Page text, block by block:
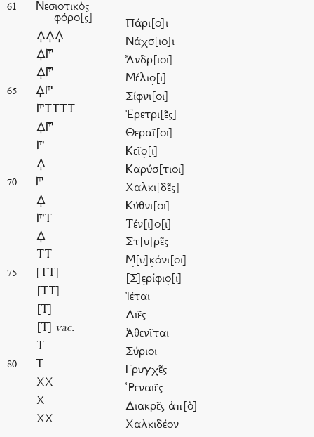
61
Νεσιοτικὸς
φόρο[ς]
𐅉𐅉𐅉
𐅉𐅈
𐅉𐅈
65
𐅉𐅈
𐅈ΤΤΤΤ
𐅉𐅈
𐅈
𐅉
70
𐅈
𐅉
𐅈Τ
𐅉
ΤΤ
75
[ΤΤ]
[ΤΤ]
[Τ]
[Τ] vac.
Τ
80
Τ
ΧΧ
Χ
ΧΧ
Πάρι[ο]ι
Νάχσ[ιο]ι
Ἄνδρ[ιοι]
Μέλιο̣[ι]
Σίφνι[οι]
Ἐρετρι[ε͂ς]
Θεραῖ[οι]
Κεῖο̣[ι]
Καρύσ[τιοι]
Χαλκι[δε͂ς]
Κύθνι[οι]
Τέν[ι]ο[ι]
Στ[υ]ρε͂ς
Μ̣[υ]κ̣όνι[οι]
[Σ]ε̣ρίφιο̣[ι]
Ἰέται
Διε͂ς
Ἀθενῖται
Σύριοι
Γρυγχε͂ς
῾Ρεναιε͂ς
Διακρε͂ς ἀπ[ὸ]
Χαλκιδέον